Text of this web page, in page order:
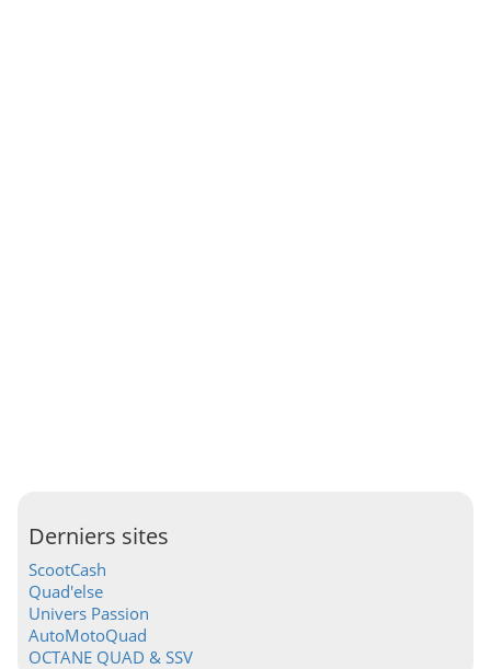
Derniers sites
ScootCash
Quad'else
Univers Passion
AutoMotoQuad
OCTANE QUAD & SSV